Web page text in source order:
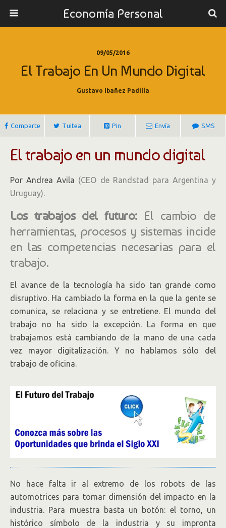
Economía Personal
09/05/2016
El Trabajo En Un Mundo Digital
Gustavo Ibañez Padilla
Comparte Tuitea Pin Envía SMS
El trabajo en un mundo digital
Por Andrea Avila (CEO de Randstad para Argentina y
Uruguay).
Los trabajos del futuro: El cambio de
herramientas, procesos y sistemas incide
en las competencias necesarias para el
trabajo.
El avance de la tecnología ha sido tan grande como
disruptivo. Ha cambiado la forma en la que la gente se
comunica, se relaciona y se entretiene. El mundo del
trabajo no ha sido la excepción. La forma en que
trabajamos está cambiando de la mano de una cada
vez mayor digitalización. Y no hablamos sólo del
trabajo de oficina.
No hace falta ir al extremo de los robots de las
automotrices para tomar dimensión del impacto en la
industria. Para muestra basta un botón: el torno, un
histórico símbolo de la industria y su impronta